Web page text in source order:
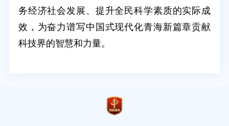
务经济社会发展、提升全民科学素质的实际成
效，为奋力谱写中国式现代化青海新篇章贡献
科技界的智慧和力量。